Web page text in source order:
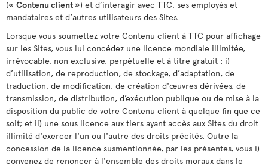
(« Contenu client») et d’interagir avec TTC, ses employés et
mandataires et d’autres utilisateurs des Sites.
Lorsque vous soumettez votre Contenu client à TTC pour affichage
sur les Sites, vous lui concédez une licence mondiale illimitée,
irrévocable, non exclusive, perpétuelle et à titre gratuit : i)
d’utilisation, de reproduction, de stockage, d’adaptation, de
traduction, de modification, de création d'œuvres dérivées, de
transmission, de distribution, d’exécution publique ou de mise à la
disposition du public de votre Contenu client à quelque fin que ce
soit; et ii) une sous licence aux tiers ayant accès aux Sites du droit
illimité d'exercer l'un ou l'autre des droits précités. Outre la
concession de la licence susmentionnée, par les présentes, vous i)
convenez de renoncer à l'ensemble des droits moraux dans le